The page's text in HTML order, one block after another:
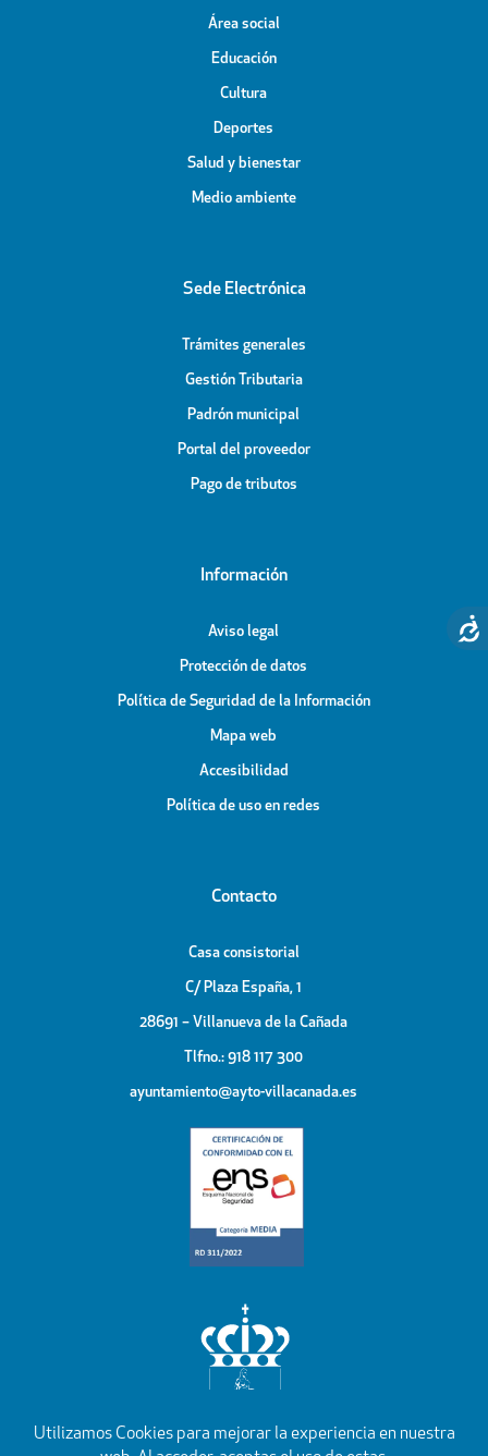
Área social
Educación
Cultura
Deportes
Salud y bienestar
Medio ambiente
Sede Electrónica
Trámites generales
Gestión Tributaria
Padrón municipal
Portal del proveedor
Pago de tributos
Información
Aviso legal
Protección de datos
Política de Seguridad de la Información
Mapa web
Accesibilidad
Política de uso en redes
Contacto
Casa consistorial
C/ Plaza España, 1
28691 – Villanueva de la Cañada
Tlfno.: 918 117 300
ayuntamiento@ayto-villacanada.es